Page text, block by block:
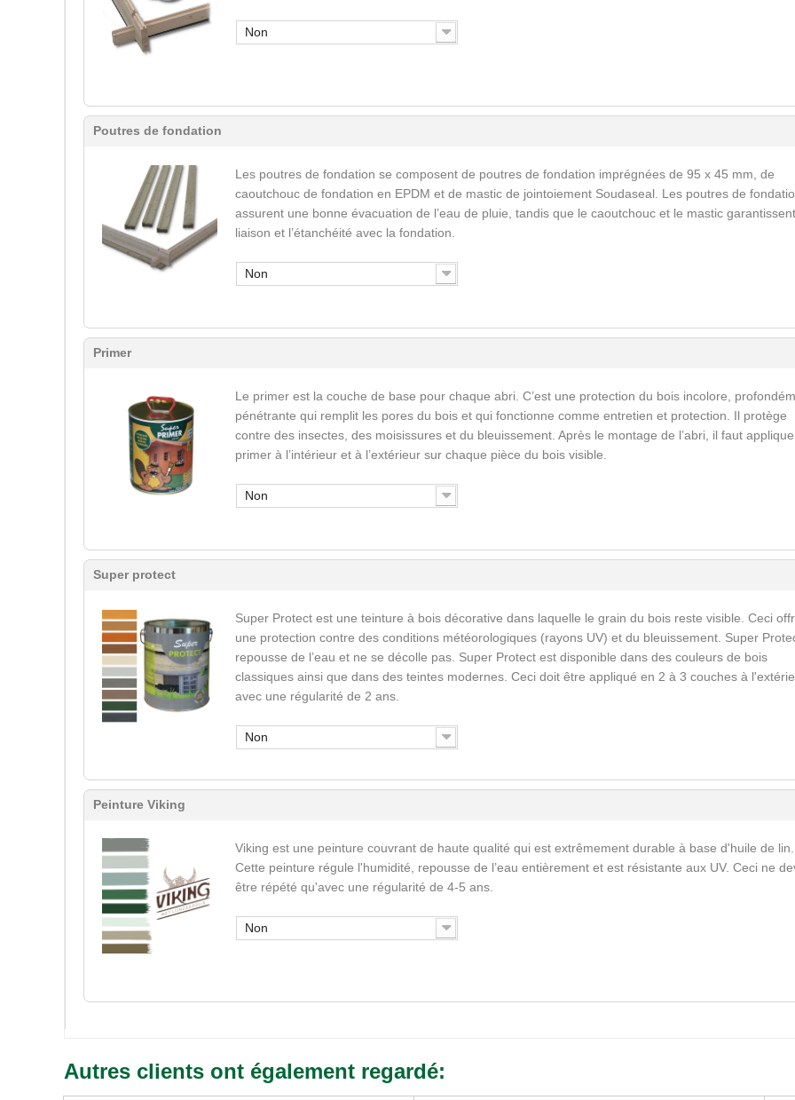
Non
Poutres de fondation
Les poutres de fondation se composent de poutres de fondation imprégnées de 95 x 45 mm, de
caoutchouc de fondation en EPDM et de mastic de jointoiement Soudaseal. Les poutres de
assurent une bonne évacuation de l’eau de pluie, tandis que le caoutchouc et le mastic
liaison et l’étanchéité avec la fondation.
Non
Primer
Le primer est la couche de base pour chaque abri. C’est une protection du bois incolore,
pénétrante qui remplit les pores du bois et qui fonctionne comme entretien et protection. Il protège
contre des insectes, des moisissures et du bleuissement. Après le montage de l’abri, il faut
primer à l’intérieur et à l’extérieur sur chaque pièce du bois visible.
Non
Super protect
Super Protect est une teinture à bois décorative dans laquelle le grain du bois reste visible. Ceci
une protection contre des conditions météorologiques (rayons UV) et du bleuissement. Super
repousse de l’eau et ne se décolle pas. Super Protect est disponible dans des couleurs de bois
classiques ainsi que dans des teintes modernes. Ceci doit être appliqué en 2 à 3 couches à
avec une régularité de 2 ans.
Non
Peinture Viking
Viking est une peinture couvrant de haute qualité qui est extrêmement durable à base d'huile de lin.
Cette peinture régule l'humidité, repousse de l’eau entièrement et est résistante aux UV. Ceci ne
être répété qu'avec une régularité de 4-5 ans.
Non
Autres clients ont également regardé: